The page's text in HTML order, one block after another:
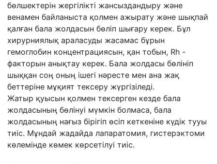
бөлшектерін жергілікті жансыздандыру және
венамен байланыста қолмен ажырату және шықпай
қалған бала жолдасын бөліп шығару керек. Бұл
хирурниялық араласуды жасамас бұрын
гемоглобин концентрациясын, қан тобын, Rh -
факторын анықтау керек. Бала жолдасы бөлініп
шыққан соң оның ішегі нәресте мен ана жақ
беттеріне мұқият тексеру жүргізіледі.
Жатыр қуысын қолмен тексерген кезде бала
жолдасының бөлінуі мүмкін болмаса, бала
жолдасының нағыз бірігіп өсіп кеткеніне күдік тууы
тиіс. Мұндай жадайда лапаратомия, гистерэктоми
көлемінде көмек көрсетілуі тиіс.